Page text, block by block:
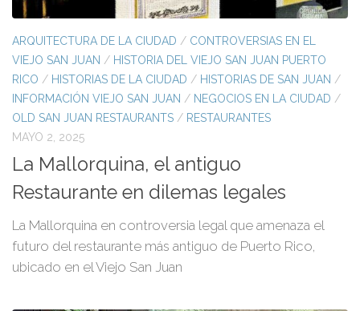
ARQUITECTURA DE LA CIUDAD / CONTROVERSIAS EN EL
VIEJO SAN JUAN / HISTORIA DEL VIEJO SAN JUAN PUERTO
RICO / HISTORIAS DE LA CIUDAD / HISTORIAS DE SAN JUAN /
INFORMACIÓN VIEJO SAN JUAN / NEGOCIOS EN LA CIUDAD /
OLD SAN JUAN RESTAURANTS / RESTAURANTES
MAYO 2, 2025
La Mallorquina, el antiguo
Restaurante en dilemas legales
La Mallorquina en controversia legal que amenaza el
futuro del restaurante más antiguo de Puerto Rico,
ubicado en el Viejo San Juan